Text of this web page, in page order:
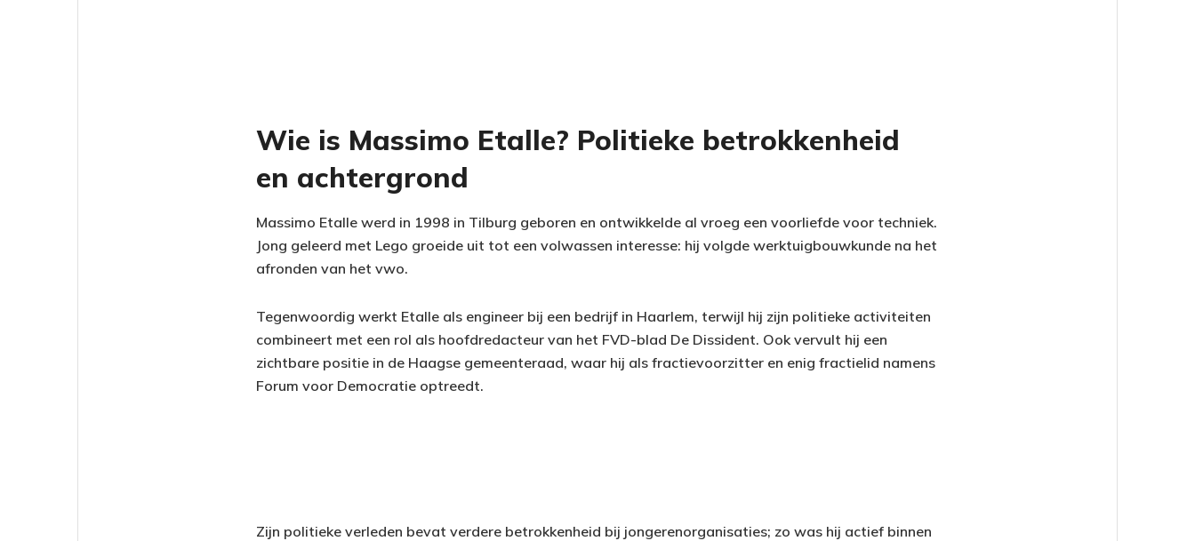
Wie is Massimo Etalle? Politieke betrokkenheid
en achtergrond
Massimo Etalle werd in 1998 in Tilburg geboren en ontwikkelde al vroeg een voorliefde voor techniek.
Jong geleerd met Lego groeide uit tot een volwassen interesse: hij volgde werktuigbouwkunde na het
afronden van het vwo.
Tegenwoordig werkt Etalle als engineer bij een bedrijf in Haarlem, terwijl hij zijn politieke activiteiten
combineert met een rol als hoofdredacteur van het FVD-blad De Dissident. Ook vervult hij een
zichtbare positie in de Haagse gemeenteraad, waar hij als fractievoorzitter en enig fractielid namens
Forum voor Democratie optreedt.
Zijn politieke verleden bevat verdere betrokkenheid bij jongerenorganisaties; zo was hij actief binnen